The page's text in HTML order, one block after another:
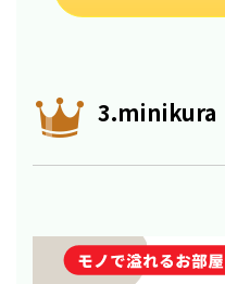
3.minikura